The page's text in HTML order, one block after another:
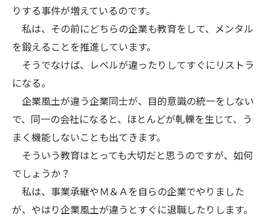
りする事件が増えているのです。
私は、その前にどちらの企業も教育をして、メンタル
を鍛えることを推進しています。
そうでなけば、レベルが違ったりしてすぐにリストラ
になる。
企業風土が違う企業同士が、目的意識の統一をしない
で、同一の会社になると、ほとんどが軋轢を生じて、う
まく機能しないことも出てきます。
そういう教育はとっても大切だと思うのですが、如何
でしょうか？
私は、事業承継やＭ＆Ａを自らの企業でやりました
が、やはり企業風土が違うとすぐに退職したりします。